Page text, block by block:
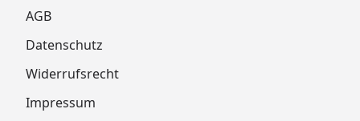
AGB
Datenschutz
Widerrufsrecht
Impressum